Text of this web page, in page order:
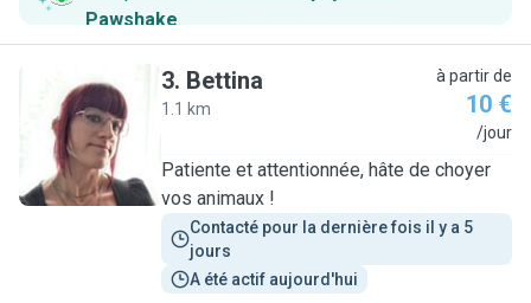
Pawshake.
B
3. Bettina
1.1 km
à partir de
10 €
/jour
Patiente et attentionnée, hâte de choyer
vos animaux !
Contacté pour la dernière fois il y a 5
jours
A été actif aujourd'hui